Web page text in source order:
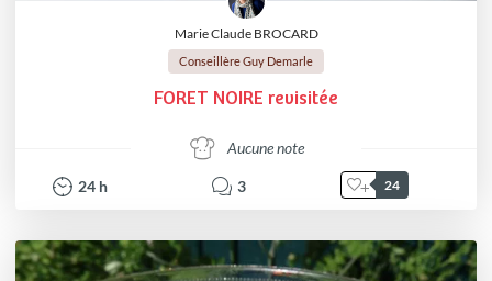
Marie Claude BROCARD
Conseillère Guy Demarle
FORET NOIRE revisitée
Aucune note
24 h 3 24